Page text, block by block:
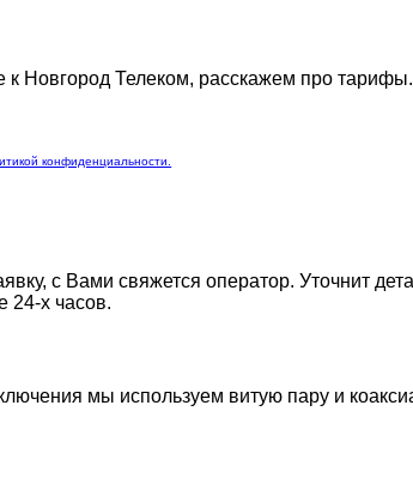
Новгород Телеком, расскажем про тарифы.
конфиденциальности.
с Вами свяжется оператор. Уточнит
24-х часов.
мы используем витую пару и